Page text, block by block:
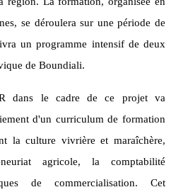
se déroulera sur une période de
un programme intensif de deux
de Boundiali.
dans le cadre de ce projet va
d'un curriculum de formation
la culture vivrière et maraîchère,
agricole, la comptabilité
de commercialisation. Cet